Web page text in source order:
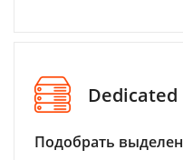
Dedicated
Подобрать